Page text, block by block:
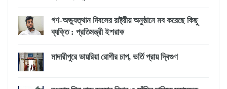
গণ-অভ্যুত্থান দিবসের রাষ্ট্রীয় অনুষ্ঠানে মব করেছে কিছু
ব্যক্তি : প্রতিমন্ত্রী ইশরাক
মাদারীপুরে ডায়রিয়া রোগীর চাপ, ভর্তি প্রায় দ্বিগুণ